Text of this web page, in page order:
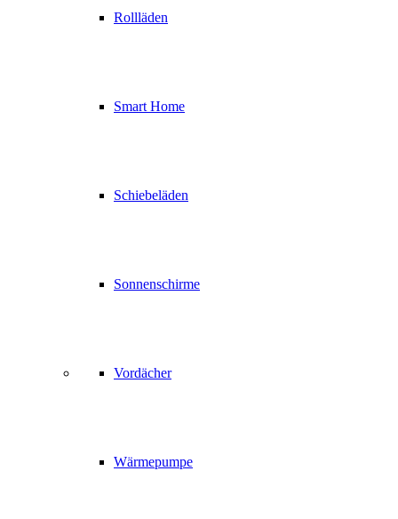
Rollläden
Smart Home
Schiebeläden
Sonnenschirme
Vordächer
Wärmepumpe